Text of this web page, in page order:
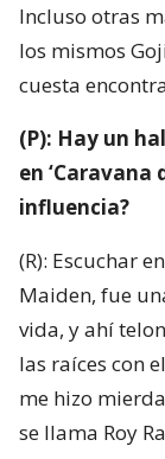
Incluso otras
los mismos
cuesta
(P): Hay un
en ‘Caravana
influencia?
(R): Escuchar
Maiden, fue
vida, y ahí
las raíces con
me hizo
se llama Roy